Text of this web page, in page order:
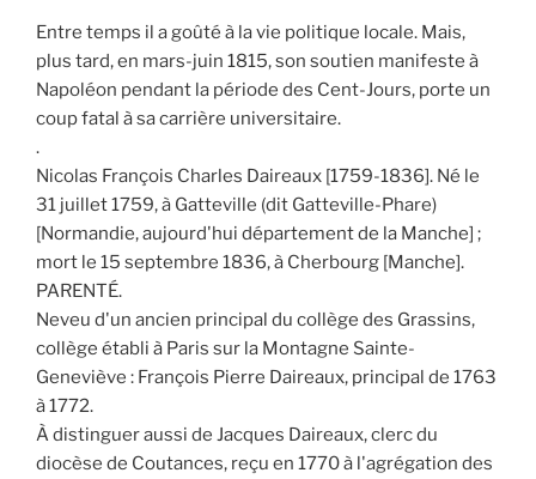
Entre temps il a goûté à la vie politique locale. Mais,
plus tard, en mars-juin 1815, son soutien manifeste à
Napoléon pendant la période des Cent-Jours, porte un
coup fatal à sa carrière universitaire.
.
Nicolas François Charles Daireaux [1759-1836]. Né le
31 juillet 1759, à Gatteville (dit Gatteville-Phare)
[Normandie, aujourd'hui département de la Manche] ;
mort le 15 septembre 1836, à Cherbourg [Manche].
PARENTÉ.
Neveu d'un ancien principal du collège des Grassins,
collège établi à Paris sur la Montagne Sainte-
Geneviève : François Pierre Daireaux, principal de 1763
à 1772.
À distinguer aussi de Jacques Daireaux, clerc du
diocèse de Coutances, reçu en 1770 à l'agrégation des